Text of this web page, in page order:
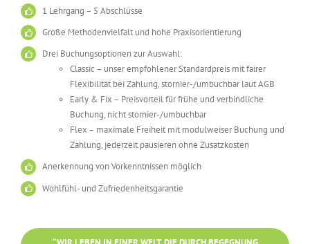
1 Lehrgang – 5 Abschlüsse
Große Methodenvielfalt und hohe Praxisorientierung
Drei Buchungsoptionen zur Auswahl:
Classic – unser empfohlener Standardpreis mit fairer
Flexibilität bei Zahlung, stornier-/umbuchbar laut AGB
Early & Fix – Preisvorteil für frühe und verbindliche
Buchung, nicht stornier-/umbuchbar
Flex – maximale Freiheit mit modulweiser Buchung und
Zahlung, jederzeit pausieren ohne Zusatzkosten
Anerkennung von Vorkenntnissen möglich
Wohlfühl- und Zufriedenheitsgarantie